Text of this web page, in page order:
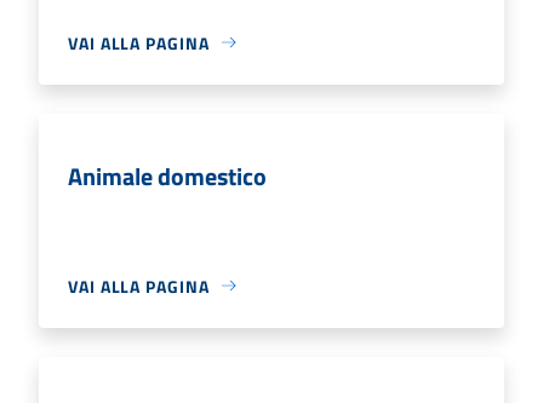
VAI ALLA PAGINA
Animale domestico
VAI ALLA PAGINA